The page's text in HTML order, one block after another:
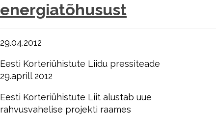
energiatõhusust
29.04.2012
Eesti Korteriühistute Liidu pressiteade
29.aprill 2012
Eesti Korteriühistute Liit alustab uue
rahvusvahelise projekti raames